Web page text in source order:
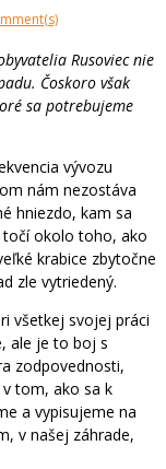
Rusoviec nie
Čoskoro však
sa potrebujeme
vývozu
nám nezostáva
hniezdo, kam sa
okolo toho, ako
krabice zbytočne
zle vytriedený.
všetkej svojej práci
ale je to boj s
zodpovednosti,
tom, ako sa k
a vypisujeme na
v našej záhrade,